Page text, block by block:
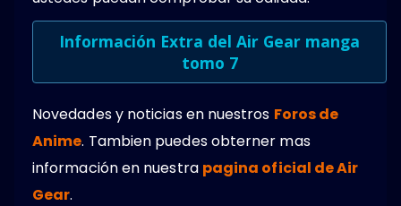
Información Extra del Air Gear manga
tomo 7
Novedades y noticias en nuestros Foros de
Anime. Tambien puedes obterner mas
información en nuestra pagina oficial de Air
Gear.